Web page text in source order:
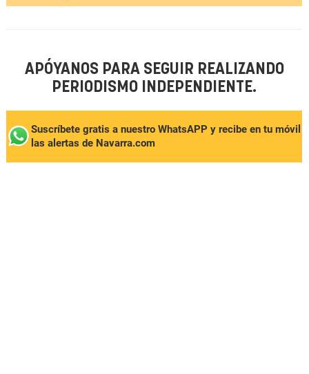
APÓYANOS PARA SEGUIR REALIZANDO
PERIODISMO INDEPENDIENTE.
Suscríbete gratis a nuestro WhatsAPP y recibe en tu móvil
las alertas de Navarra.com